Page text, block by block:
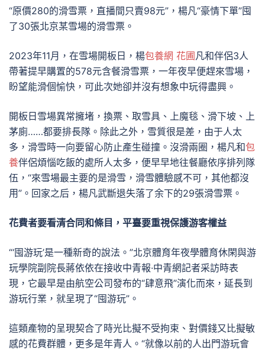
“原價280的滑雪票，直播間只賣98元”，楊凡“豪情下單”囤
了30張北京某雪場的滑雪票。
2023年11月，在雪場開板日，楊包養網 花圃凡和伴侶3人
帶著提早購置的578元含餐滑雪票，一年夜早便趕來雪場，
盼望能滑個愉快，可此次她卻并沒有想象中玩得盡興。
開板日雪場異常擁堵，換票、取雪具、上魔毯、滑下坡、上
茅廁……都要排長隊。除此之外，雪質很是差，由于人太
多，滑雪時一向要留心防止產生碰撞。沒滑兩圈，楊凡和包
養伴侶煩惱吃飯的處所人太多，便早早地往餐廳依序排列隊
伍，“來雪場最主要的是滑雪，滑雪體驗感不可，其他都沒
用”。回家之后，楊凡武斷退失落了余下的29張滑雪票。
花費者要看清合同和條目，平臺要重視保護游客權益
“‘囤游玩’是一種新奇的說法。”北京體育年夜學體育休閑與游
玩學院副院長蔣依依在接收中青報·中青網記者采訪時表
現，它最早是由航空公司發布的“肆意飛”演化而來，延長到
游玩行業，就呈現了“囤游玩”。
這類產物的呈現契合了時光比擬不受拘束、對價錢又比擬敏
感的花費群體，更多是年青人。“就像以前的人出門游玩會